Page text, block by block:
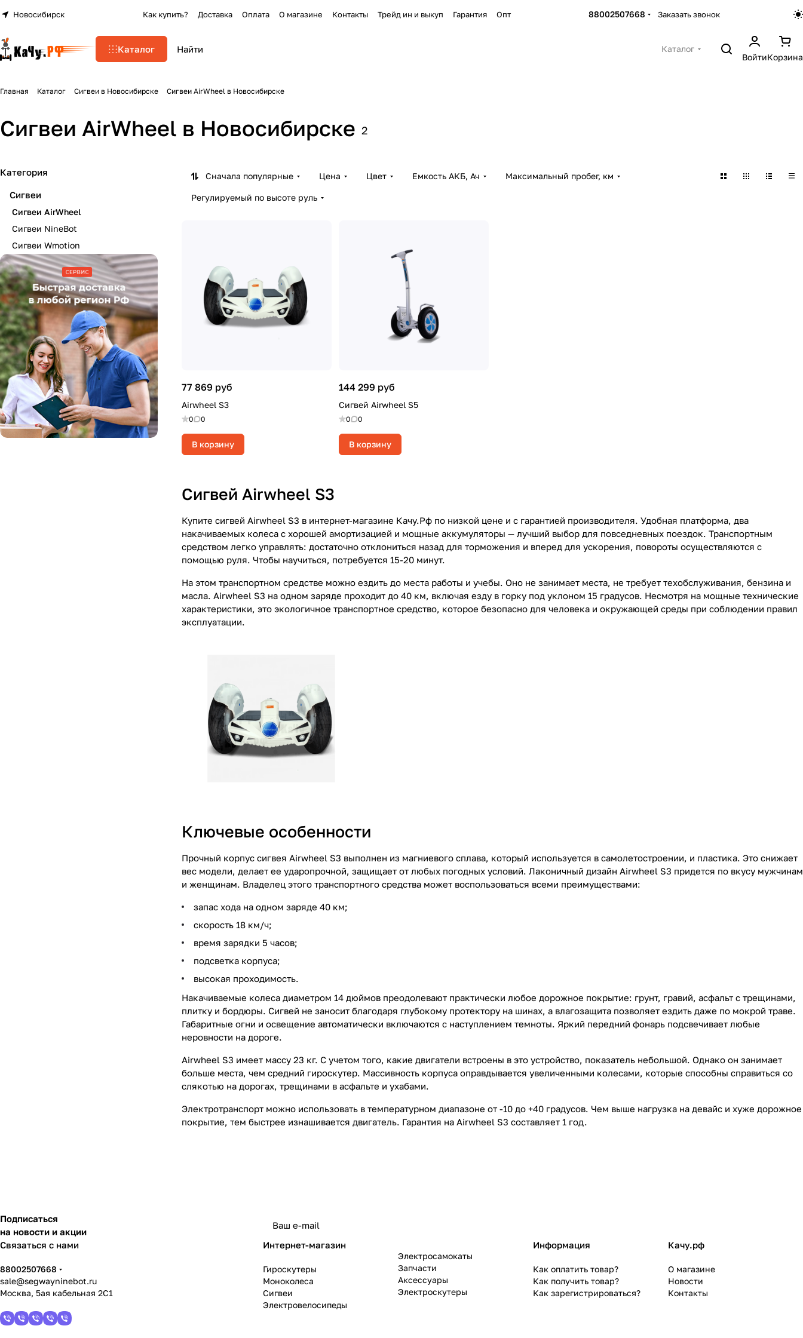
Новосибирск Как купить? Доставка Оплата О магазине Контакты Трейд ин и выкуп Гарантия Опт 88002507668 Заказать звонок
Каталог
Каталог
ВойтиКорзина
Главная Каталог Сигвеи в Новосибирске Сигвеи AirWheel в Новосибирске
Сигвеи AirWheel в Новосибирске 2
Сначала популярные Цена Цвет Емкость АКБ, Ач Максимальный пробег, км
Регулируемый по высоте руль
77 869 руб
Airwheel S3
0 0
В корзину
144 299 руб
Сигвей Airwheel S5
0 0
В корзину
Сигвей Airwheel S3
Купите сигвей Airwheel S3 в интернет-магазине Качу.Рф по низкой цене и с гарантией производителя. Удобная платформа, два
накачиваемых колеса с хорошей амортизацией и мощные аккумуляторы — лучший выбор для повседневных поездок. Транспортным
средством легко управлять: достаточно отклониться назад для торможения и вперед для ускорения, повороты осуществляются с
помощью руля. Чтобы научиться, потребуется 15-20 минут.
На этом транспортном средстве можно ездить до места работы и учебы. Оно не занимает места, не требует техобслуживания, бензина и
масла. Airwheel S3 на одном заряде проходит до 40 км, включая езду в горку под уклоном 15 градусов. Несмотря на мощные технические
характеристики, это экологичное транспортное средство, которое безопасно для человека и окружающей среды при соблюдении правил
эксплуатации.
Ключевые особенности
Прочный корпус сигвея Airwheel S3 выполнен из магниевого сплава, который используется в самолетостроении, и пластика. Это снижает
вес модели, делает ее ударопрочной, защищает от любых погодных условий. Лаконичный дизайн Airwheel S3 придется по вкусу мужчинам
и женщинам. Владелец этого транспортного средства может воспользоваться всеми преимуществами:
запас хода на одном заряде 40 км;
скорость 18 км/ч;
время зарядки 5 часов;
подсветка корпуса;
высокая проходимость.
Накачиваемые колеса диаметром 14 дюймов преодолевают практически любое дорожное покрытие: грунт, гравий, асфальт с трещинами,
плитку и бордюры. Сигвей не заносит благодаря глубокому протектору на шинах, а влагозащита позволяет ездить даже по мокрой траве.
Габаритные огни и освещение автоматически включаются с наступлением темноты. Яркий передний фонарь подсвечивает любые
неровности на дороге.
Airwheel S3 имеет массу 23 кг. С учетом того, какие двигатели встроены в это устройство, показатель небольшой. Однако он занимает
больше места, чем средний гироскутер. Массивность корпуса оправдывается увеличенными колесами, которые способны справиться со
слякотью на дорогах, трещинами в асфальте и ухабами.
Электротранспорт можно использовать в температурном диапазоне от -10 до +40 градусов. Чем выше нагрузка на девайс и хуже дорожное
покрытие, тем быстрее изнашивается двигатель. Гарантия на Airwheel S3 составляет 1 год.
Категория
Сигвеи
Сигвеи AirWheel
Сигвеи NineBot
Сигвеи Wmotion
Подписаться
на новости и акции
Связаться с нами
88002507668
sale@segwayninebot.ru
Москва, 5ая кабельная 2С1
Интернет-магазин
Гироскутеры
Моноколеса
Сигвеи
Электровелосипеды
Электросамокаты
Запчасти
Аксессуары
Электроскутеры
Информация
Как оплатить товар?
Как получить товар?
Как зарегистрироваться?
Качу.рф
О магазине
Новости
Контакты